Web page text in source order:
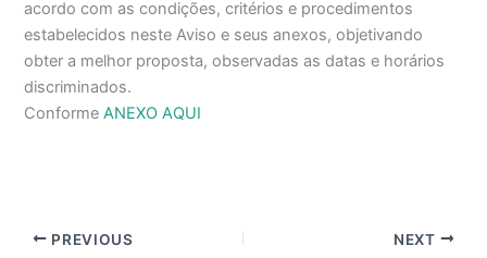
acordo com as condições, critérios e procedimentos
estabelecidos neste Aviso e seus anexos, objetivando
obter a melhor proposta, observadas as datas e horários
discriminados.
ConformeANEXO AQUI
PREVIOUS NEXT